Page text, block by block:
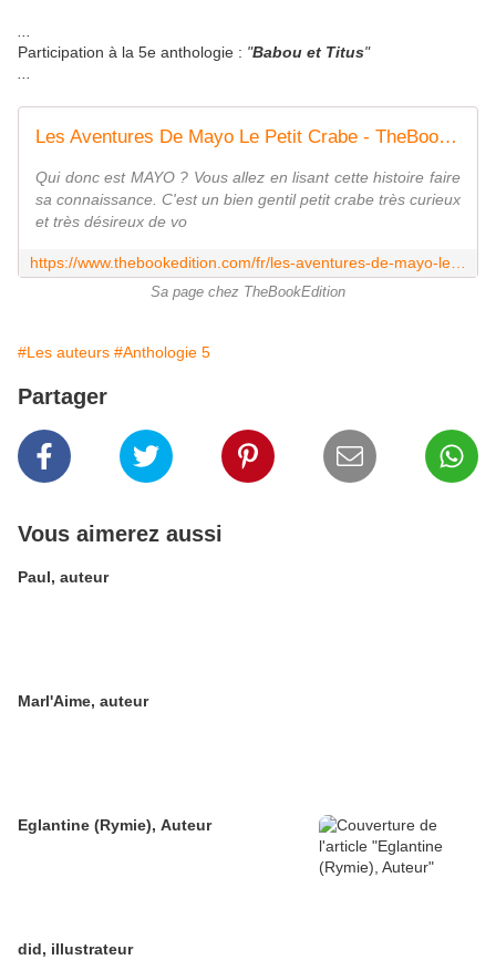
Participation à la 5e anthologie : "Babou et Titus"
Les Aventures De Mayo Le Petit Crabe - TheBookEdition
Qui donc est MAYO ? Vous allez en lisant cette histoire faire
sa connaissance. C'est un bien gentil petit crabe très curieux
et très désireux de vo
Sa page chez TheBookEdition
#Les auteurs #Anthologie 5
Partager
Vous aimerez aussi
Paul, auteur
Marl'Aime, auteur
Eglantine (Rymie), Auteur
did, illustrateur